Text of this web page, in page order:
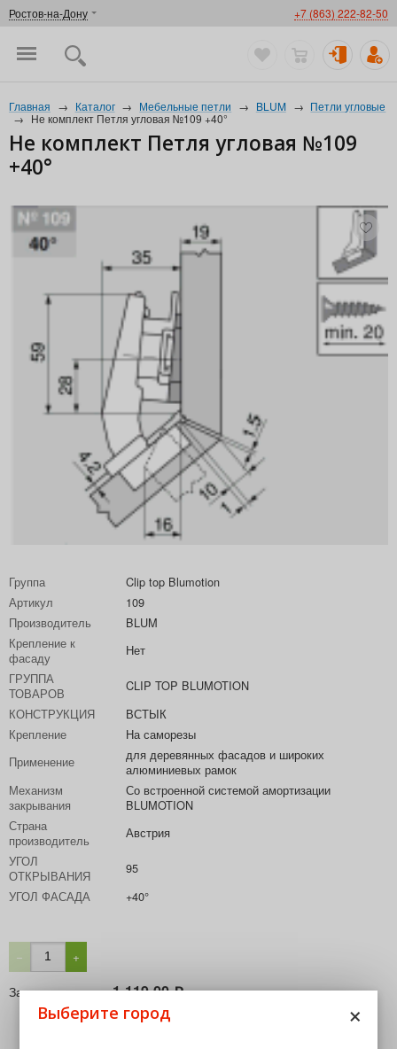
Ростов-на-Дону +7 (863) 222-82-50
Главная → Каталог → Мебельные петли → BLUM → Петли угловые
→ Не комплект Петля угловая №109 +40°
Не комплект Петля угловая №109
+40°
Группа
Clip top Blumotion
Артикул
109
Производитель
BLUM
Крепление к
фасаду
Нет
ГРУППА
ТОВАРОВ
CLIP TOP BLUMOTION
КОНСТРУКЦИЯ
ВСТЫК
Крепление
На саморезы
Применение
для деревянных фасадов и широких
алюминиевых рамок
Механизм
закрывания
Со встроенной системой амортизации
BLUMOTION
Страна
производитель
Австрия
УГОЛ
ОТКРЫВАНИЯ
95
УГОЛ ФАСАДА
+40°
− +
За весь комплект1 119,00₽
×
Выберите город